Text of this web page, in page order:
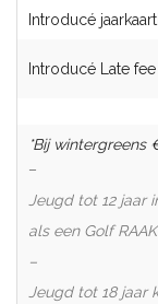
Introducé
Introducé Late
*Bij wintergreens
–
Jeugd tot 12 jaar
als een Golf
–
Jeugd tot 18 jaar